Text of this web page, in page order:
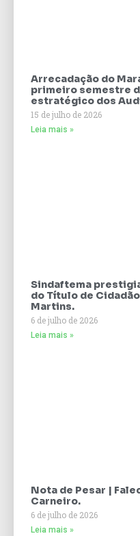
Arrecadação do
primeiro semestre
estratégico dos
15 de julho de 2026
Leia mais »
Sindaftema
do Título de
Martins.
6 de julho de 2026
Leia mais »
Nota de Pesar |
Carneiro.
6 de julho de 2026
Leia mais »